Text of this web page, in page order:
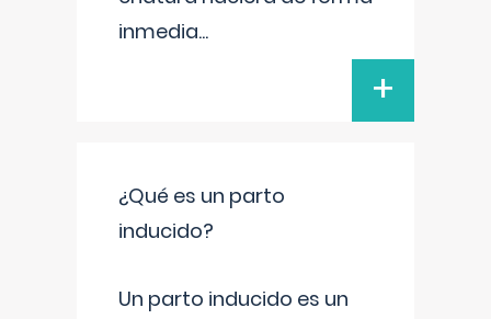
inmedia...
+
¿Qué es un parto
inducido?
Un parto inducido es un